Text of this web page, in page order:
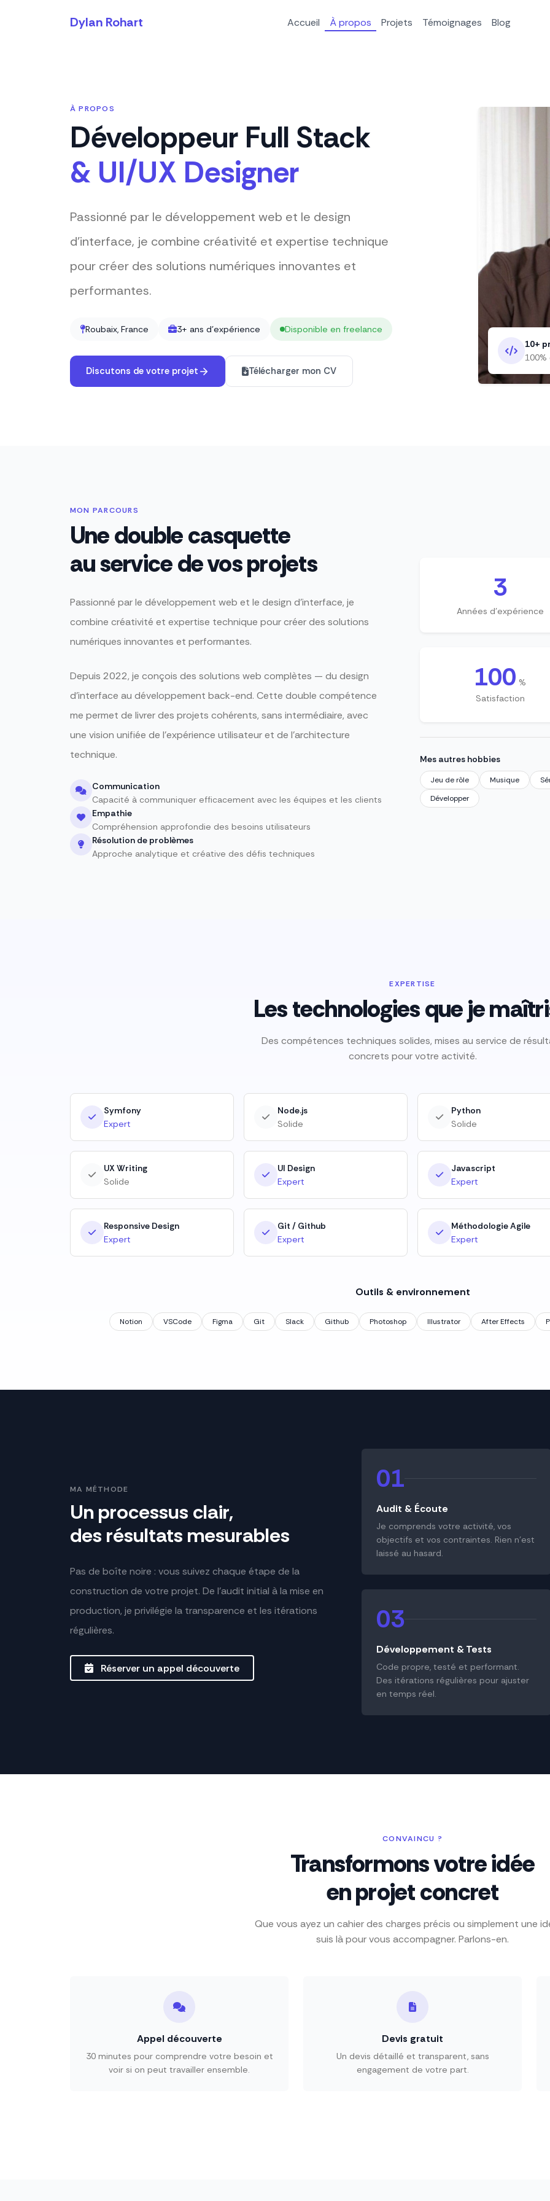
Dylan Rohart Accueil À propos Projets Témoignages Blog
À PROPOS
Développeur Full Stack
& UI/UX Designer
Passionné par le développement web et le design
d'interface, je combine créativité et expertise technique
pour créer des solutions numériques innovantes et
performantes.
Roubaix, France 3+ ans d'expérience Disponible en freelance
Discutons de votre projet Télécharger mon CV
10+
MON PARCOURS
Une double casquette
au service de vos projets
Passionné par le développement web et le design d'interface, je
combine créativité et expertise technique pour créer des solutions
numériques innovantes et performantes.
Depuis 2022, je conçois des solutions web complètes — du design
d'interface au développement back-end. Cette double compétence
me permet de livrer des projets cohérents, sans intermédiaire, avec
une vision unifiée de l'expérience utilisateur et de l'architecture
technique.
Communication
Capacité à communiquer efficacement avec les équipes et les clients
Empathie
Compréhension approfondie des besoins utilisateurs
Résolution de problèmes
Approche analytique et créative des défis techniques
3
Années d'expérience
100 %
Satisfaction
Mes autres hobbies
Jeu de rôle Musique
Développer
EXPERTISE
Les technologies que je
Des compétences techniques solides, mises au service de
concrets pour votre activité.
Symfony
Expert
Node.js
Solide
Python
Solide
UX Writing
Solide
UI Design
Expert
Javascript
Expert
Responsive Design
Expert
Git / Github
Expert
Méthodologie Agile
Expert
Outils & environnement
Notion VSCode Figma Git Slack Github Photoshop Illustrator After Effects
MA MÉTHODE
Un processus clair,
des résultats mesurables
Pas de boîte noire : vous suivez chaque étape de la
construction de votre projet. De l'audit initial à la mise en
production, je privilégie la transparence et les itérations
régulières.
Réserver un appel découverte
01
Audit & Écoute
Je comprends votre activité, vos
objectifs et vos contraintes. Rien n'est
laissé au hasard.
03
Développement & Tests
Code propre, testé et performant.
Des itérations régulières pour ajuster
en temps réel.
CONVAINCU ?
Transformons votre idée
en projet concret
Que vous ayez un cahier des charges précis ou simplement une
suis là pour vous accompagner. Parlons-en.
Appel découverte
30 minutes pour comprendre votre besoin et
voir si on peut travailler ensemble.
Devis gratuit
Un devis détaillé et transparent, sans
engagement de votre part.